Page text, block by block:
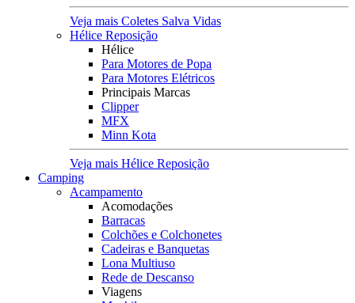
Veja mais Coletes Salva Vidas
Hélice Reposição
Hélice
Para Motores de Popa
Para Motores Elétricos
Principais Marcas
Clipper
MFX
Minn Kota
Veja mais Hélice Reposição
Camping
Acampamento
Acomodações
Barracas
Colchões e Colchonetes
Cadeiras e Banquetas
Lona Multiuso
Rede de Descanso
Viagens